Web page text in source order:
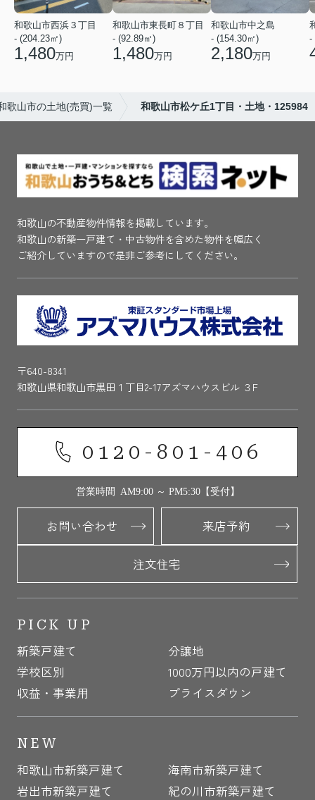
和歌山市西浜３丁目
- (204.23㎡)
1,480万円
和歌山市東長町８丁目
- (92.89㎡)
1,480万円
和歌山市中之島
- (154.30㎡)
2,180万円
-
歌山市の土地(売買)一覧 和歌山市松ケ丘1丁目・土地・125984
和歌山の不動産物件情報を掲載しています。
和歌山の新築一戸建て・中古物件を含めた物件を幅広く
ご紹介していますので是非ご参考にしてください。
〒640-8341
和歌山県和歌山市黒田１丁目2-17アズマハウスビル ３F
0120-801-406
営業時間 AM9:00 ～ PM5:30【受付】
お問い合わせ 来店予約
注文住宅
PICK UP
新築戸建て
分譲地
学校区別
1000万円以内の戸建て
収益・事業用
プライスダウン
NEW
和歌山市新築戸建て
海南市新築戸建て
岩出市新築戸建て
紀の川市新築戸建て